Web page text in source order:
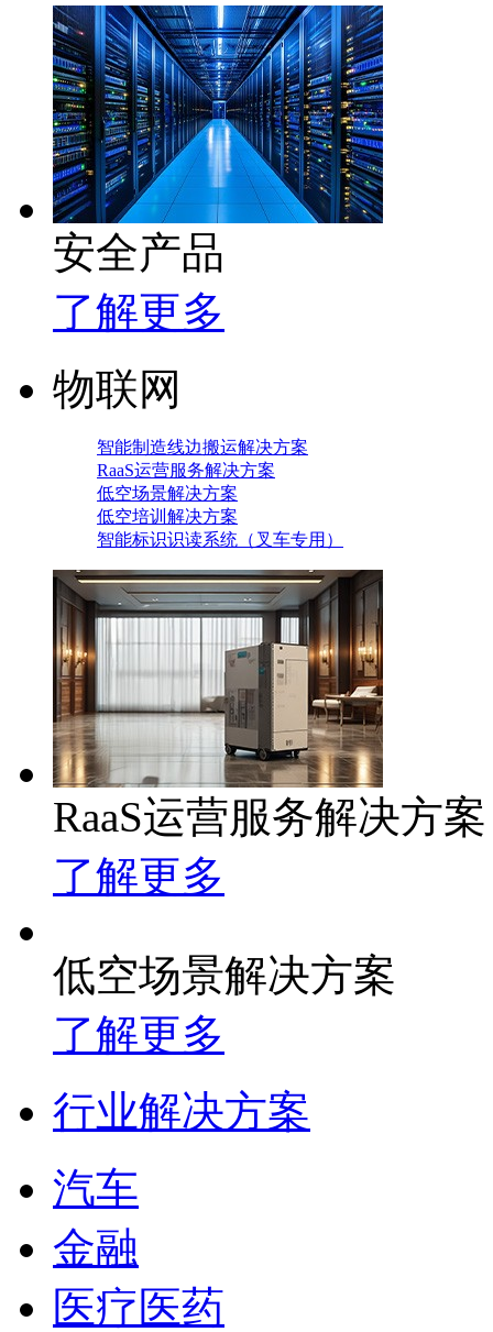
安全产品
了解更多
物联网
智能制造线边搬运解决方案
RaaS运营服务解决方案
低空场景解决方案
低空培训解决方案
智能标识识读系统（叉车专用）
RaaS运营服务解决方案
了解更多
低空场景解决方案
了解更多
行业解决方案
汽车
金融
医疗医药